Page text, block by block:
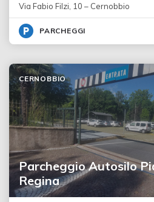
Via Fabio Filzi, 10 – Cernobbio
PARCHEGGI
Parcheggio Autosilo
Regina
CERNOBBIO